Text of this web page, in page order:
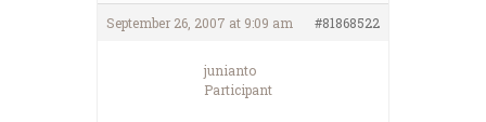
September 26, 2007 at 9:09 am #81868522
junianto
Participant